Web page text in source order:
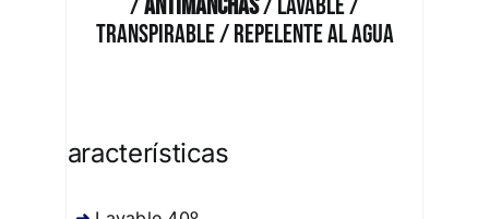
Transpirable / Repelente al Agua
Características